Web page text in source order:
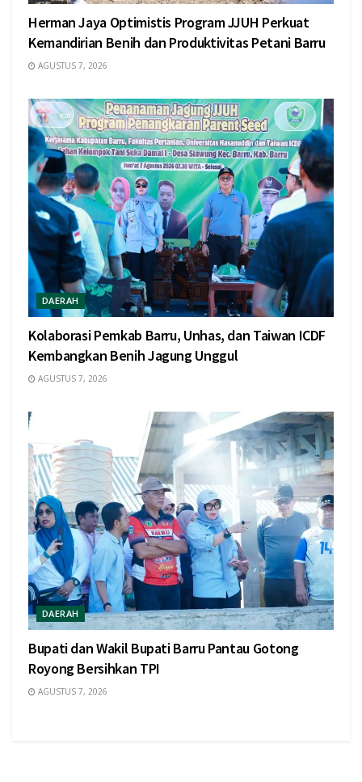
Herman Jaya Optimistis Program JJUH Perkuat
Kemandirian Benih dan Produktivitas Petani Barru
AGUSTUS 7, 2026
DAERAH
Kolaborasi Pemkab Barru, Unhas, dan Taiwan ICDF
Kembangkan Benih Jagung Unggul
AGUSTUS 7, 2026
DAERAH
Bupati dan Wakil Bupati Barru Pantau Gotong
Royong Bersihkan TPI
AGUSTUS 7, 2026